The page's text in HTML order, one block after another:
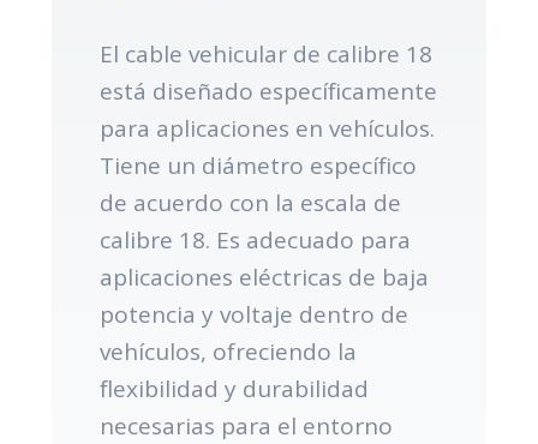
El cable vehicular de calibre 18
está diseñado específicamente
para aplicaciones en vehículos.
Tiene un diámetro específico
de acuerdo con la escala de
calibre 18. Es adecuado para
aplicaciones eléctricas de baja
potencia y voltaje dentro de
vehículos, ofreciendo la
flexibilidad y durabilidad
necesarias para el entorno